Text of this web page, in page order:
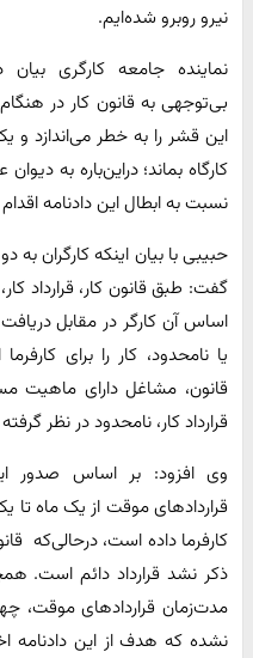
نیرو روبرو شده‌ایم.
نماینده جامعه کارگری
بی‌توجهی به قانون کار در
این قشر را به خطر می‌اندازد و
کارگاه بماند؛ دراین‌باره به
نسبت به ابطال این دادنامه
حبیبی با بیان اینکه کارگران
گفت: طبق قانون کار، قرارداد
اساس آن کارگر در مقابل
یا نامحدود، کار را برای
قانون، مشاغل دارای ماهیت
قرارداد کار، نامحدود در نظر
وی افزود: بر اساس صدور این
قراردادهای موقت از یک ماه
کارفرما داده است، درحالی‌که
ذکر نشد قرارداد دائم است.
مدت‌زمان قراردادهای موقت،
نشده که هدف از این دادنامه